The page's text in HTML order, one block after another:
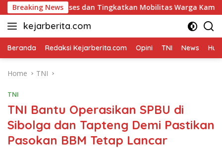
Skip
to
content
Breaking News
Akses dan Tingkatkan Mobilitas Warga Kampung Sesor
kejarberita.com
Beranda Redaksi Kejarberita.com Opini TNI News
Home TNI
TNI
TNI Bantu Operasikan SPBU di
Sibolga dan Tapteng Demi Pastikan
Pasokan BBM Tetap Lancar